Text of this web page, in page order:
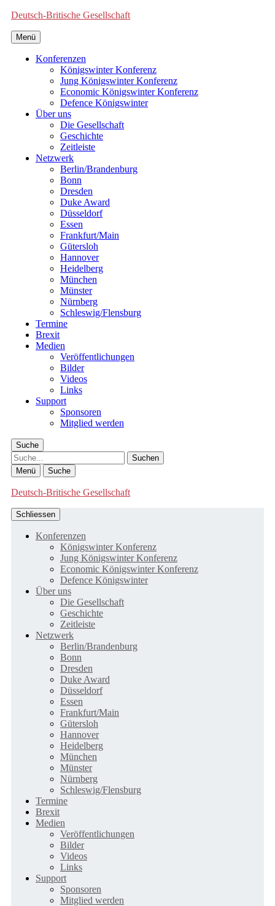
Deutsch-Britische Gesellschaft
Menü
Konferenzen
Königswinter Konferenz
Jung Königswinter Konferenz
Economic Königswinter Konferenz
Defence Königswinter
Über uns
Die Gesellschaft
Geschichte
Zeitleiste
Netzwerk
Berlin/Brandenburg
Bonn
Dresden
Duke Award
Düsseldorf
Essen
Frankfurt/Main
Gütersloh
Hannover
Heidelberg
München
Münster
Nürnberg
Schleswig/Flensburg
Termine
Brexit
Medien
Veröffentlichungen
Bilder
Videos
Links
Support
Sponsoren
Mitglied werden
Suche
Suche
Menü Suche
Deutsch-Britische Gesellschaft
Schliessen
Konferenzen
Königswinter Konferenz
Jung Königswinter Konferenz
Economic Königswinter Konferenz
Defence Königswinter
Über uns
Die Gesellschaft
Geschichte
Zeitleiste
Netzwerk
Berlin/Brandenburg
Bonn
Dresden
Duke Award
Düsseldorf
Essen
Frankfurt/Main
Gütersloh
Hannover
Heidelberg
München
Münster
Nürnberg
Schleswig/Flensburg
Termine
Brexit
Medien
Veröffentlichungen
Bilder
Videos
Links
Support
Sponsoren
Mitglied werden